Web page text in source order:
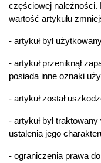
częściowej należności.
wartość artykułu
- artykuł był
- artykuł przeniknął
posiada inne oznaki
- artykuł został
- artykuł był
ustalenia jego
- ograniczenia prawa